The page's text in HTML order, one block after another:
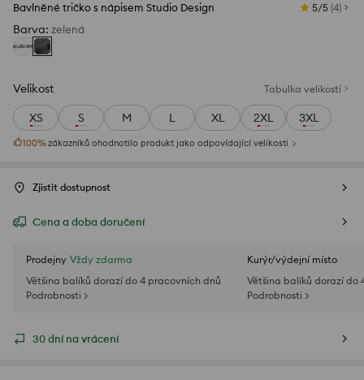
Bavlněné tričko s nápisem Studio Design 5/5 (4)
Barva: zelená
Velikost Tabulka velikostí
XS S M L XL 2XL 3XL
100%zákazníků ohodnotilo produkt jako odpovídající velikosti
Zjistit dostupnost
Cena a doba doručení
Prodejny Vždy zdarma
Většina balíků dorazí do 4 pracovních dnů
Podrobnosti >
Kurýr/výdejní místo
Většina balíků dorazí do
Podrobnosti >
30 dní na vrácení